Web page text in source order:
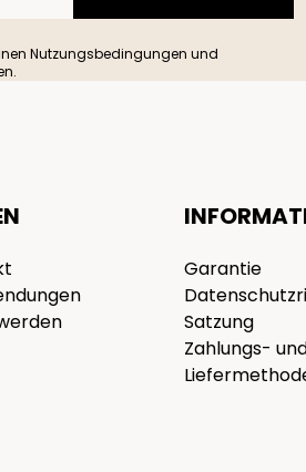
Nutzungsbedingungen und
Garantie
Satzung
Zahlungs-